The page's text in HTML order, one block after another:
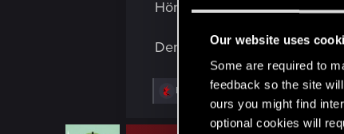
Our website uses
Some are required to
feedback so the site
ours you might find
optional cookies will
Hört mal rein:
Der Song ist jetzt verfügbar
R
c
EmperorZornandValnoir